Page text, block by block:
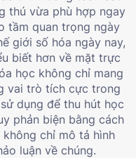
thú vừa phù hợp ngay
tầm quan trọng ngày
giới số hóa ngày nay,
biết hơn về mặt trực
học không chỉ mang
vai trò tích cực trong
dụng để thu hút học
phản biện bằng cách
không chỉ mô tả hình
luận về chúng.